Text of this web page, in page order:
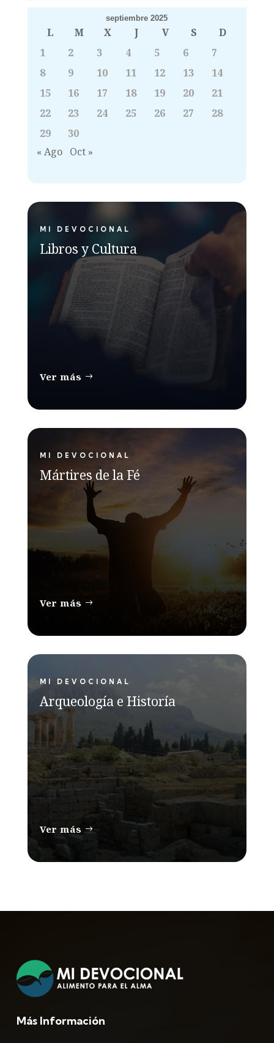
septiembre 2025
L M X J V S
D
1
2 3 4 5 6
7
8
9 10 11 12 13
14
15
16 17 18 19 20
21
22
23 24 25 26 27
28
29
30
« Ago
Oct »
MI DEVOCIONAL
Libros y Cultura
Ver más
MI DEVOCIONAL
Mártires de la Fé
Ver más
MI DEVOCIONAL
Arqueología e Historía
Ver más
Más Información